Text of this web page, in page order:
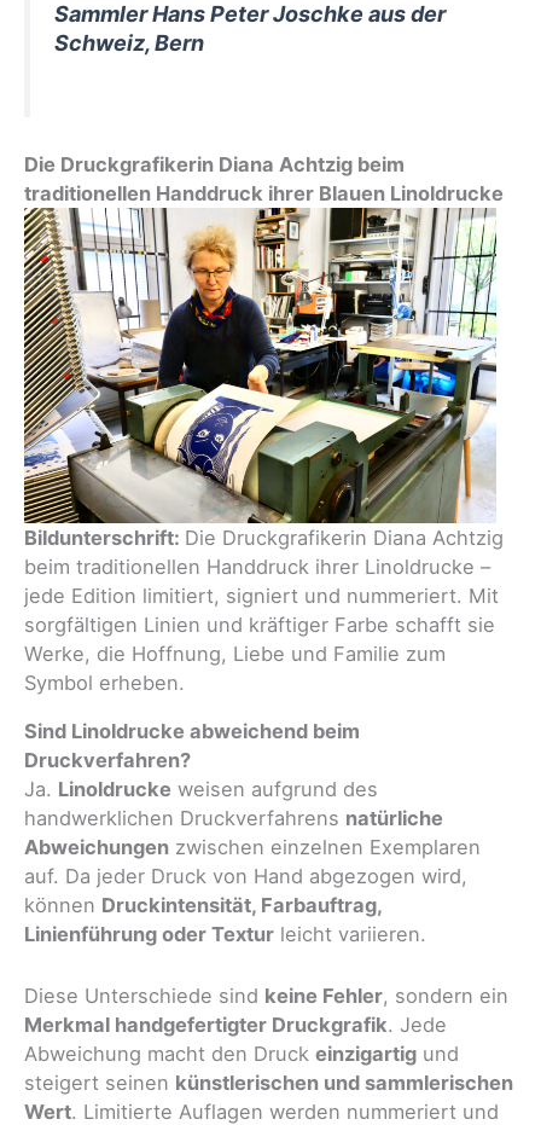
Sammler Hans Peter Joschke aus der
Schweiz, Bern
Die Druckgrafikerin Diana Achtzig beim
traditionellen Handdruck ihrer Blauen Linoldrucke
Bildunterschrift: Die Druckgrafikerin Diana Achtzig
beim traditionellen Handdruck ihrer Linoldrucke –
jede Edition limitiert, signiert und nummeriert. Mit
sorgfältigen Linien und kräftiger Farbe schafft sie
Werke, die Hoffnung, Liebe und Familie zum
Symbol erheben.
Sind Linoldrucke abweichend beim
Druckverfahren?
Ja. Linoldrucke weisen aufgrund des
handwerklichen Druckverfahrens natürliche
Abweichungen zwischen einzelnen Exemplaren
auf. Da jeder Druck von Hand abgezogen wird,
können Druckintensität, Farbauftrag,
Linienführung oder Textur leicht variieren.
Diese Unterschiede sind keine Fehler, sondern ein
Merkmal handgefertigter Druckgrafik. Jede
Abweichung macht den Druck einzigartig und
steigert seinen künstlerischen und sammlerischen
Wert. Limitierte Auflagen werden nummeriert und